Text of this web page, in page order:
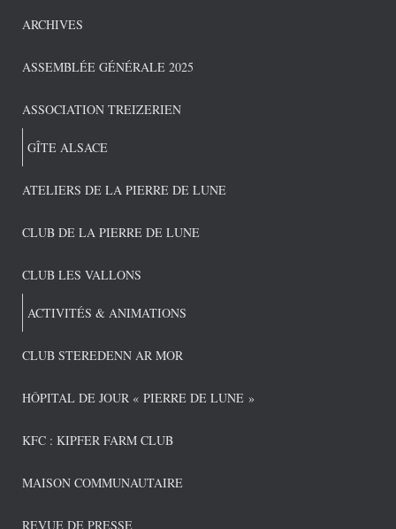
ARCHIVES
ASSEMBLÉE GÉNÉRALE 2025
ASSOCIATION TREIZERIEN
GÎTE ALSACE
ATELIERS DE LA PIERRE DE LUNE
CLUB DE LA PIERRE DE LUNE
CLUB LES VALLONS
ACTIVITÉS & ANIMATIONS
CLUB STEREDENN AR MOR
HÔPITAL DE JOUR « PIERRE DE LUNE »
KFC : KIPFER FARM CLUB
MAISON COMMUNAUTAIRE
REVUE DE PRESSE